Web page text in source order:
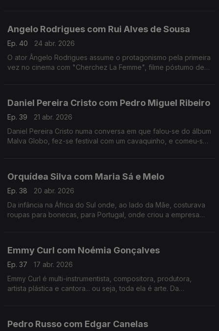
Angelo Rodrigues com Rui Alves de Sousa
Ep. 40
24 abr. 2026
O ator Ângelo Rodrigues assume o protagonismo pela primeira
vez no cinema com "Cherchez La Femme", filme póstumo de
Daniel Pereira Cristo com Pedro Miguel Ribeiro
Ep. 39
21 abr. 2026
Daniel Pereira Cristo numa conversa em que falou-se do álbum
Malva Globo, fez-se festival com um cavaquinho, e comeu-se
Orquídea Silva com Maria Sá e Melo
Ep. 38
20 abr. 2026
Da infância na África do Sul onde, ao lado da Mãe, costurava
roupas para bonecas, para Portugal, onde criou a empresa
Emmy Curl com Noémia Gonçalves
Ep. 37
17 abr. 2026
Emmy Curl é multi-instrumentista, compositora, produtora,
artista plástica e cantora... ou seja, toda ela é arte. Da
Pedro Russo com Edgar Canelas